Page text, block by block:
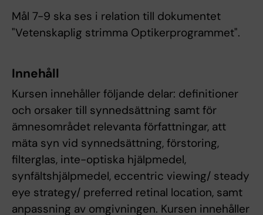
Mål 7-9 ska ses i relation till dokumentet
"Vetenskaplig strimma Optikerprogrammet".
Innehåll
Kursen innehåller följande delar: definitioner
och orsaker till synnedsättning samt för
ämnesområdet relevanta författningar, att
mäta syn vid synnedsättning, förstoring,
filterglas, inte-optiska hjälpmedel,
synfältshjälpmedel, eccentric viewing/ steady
eye strategy/ preferred retinal location, samt
anpassning av omgivningen. Kursen innehåller